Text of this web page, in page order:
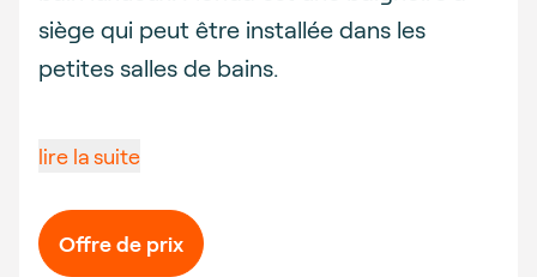
siège qui peut être installée dans les
petites salles de bains.
lire la suite
Offre de prix